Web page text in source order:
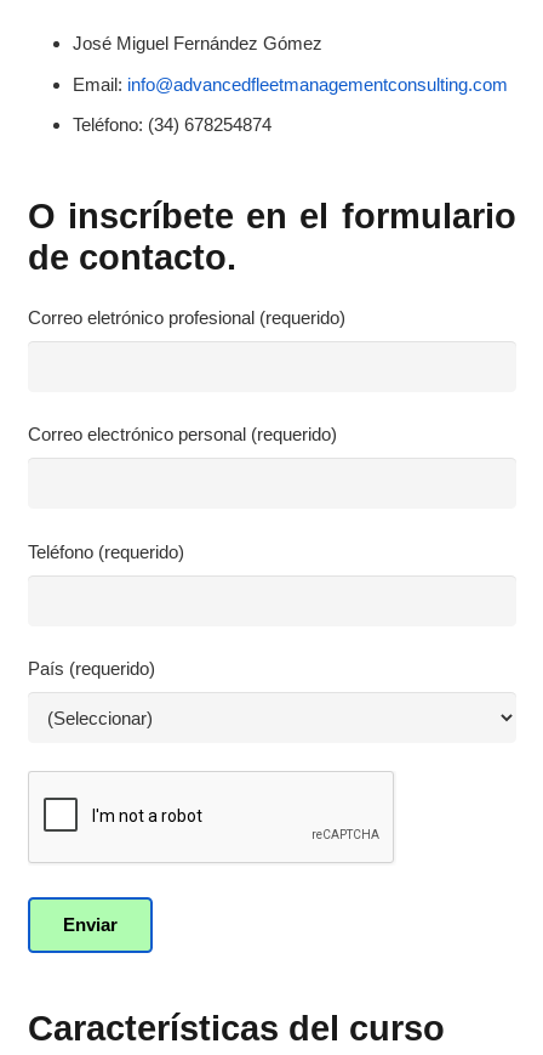
José Miguel Fernández Gómez
Email: info@advancedfleetmanagementconsulting.com
Teléfono: (34) 678254874
O inscríbete en el formulario
de contacto.
Correo eletrónico profesional (requerido)
Correo electrónico personal (requerido)
Teléfono (requerido)
País (requerido)
Características del curso